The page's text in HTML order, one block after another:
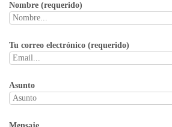
Nombre (requerido)
Tu correo electrónico (requerido)
Asunto